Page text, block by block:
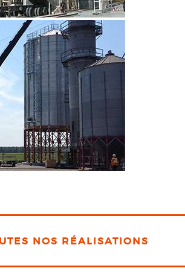
POUR AGRANDIR
NOS RÉALISATIONS